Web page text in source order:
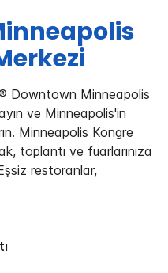
Downtown Minneapolis
ve Minneapolis'in
Minneapolis Kongre
toplantı ve fuarlarınıza
restoranlar,